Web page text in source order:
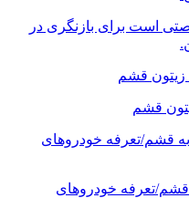
است برای بازنگری در
قشم
قشم/تعرفه خودروهای